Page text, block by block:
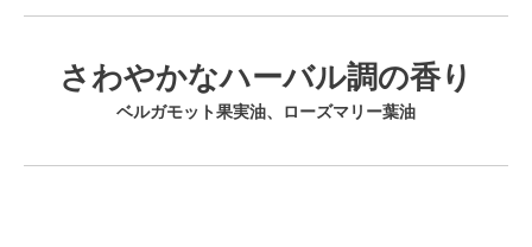
さわやかなハーバル調の香り
ベルガモット果実油、ローズマリー葉油